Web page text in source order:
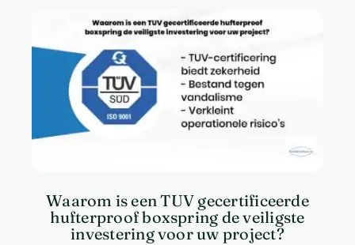
Waarom is een TUV gecertificeerde
hufterproof boxspring de veiligste
investering voor uw project?